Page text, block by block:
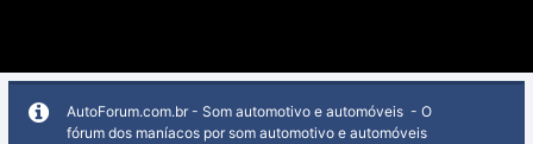
AutoForum.com.br - Som automotivo e automóveis - O
fórum dos maníacos por som automotivo e automóveis